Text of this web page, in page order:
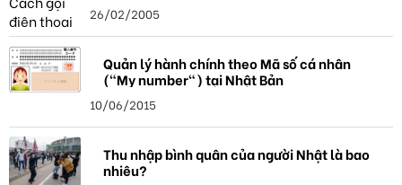
26/02/2005
Quản lý hành chính theo Mã số cá nhân
("My number") tại Nhật Bản
10/06/2015
Thu nhập bình quân của người Nhật là bao
nhiêu?